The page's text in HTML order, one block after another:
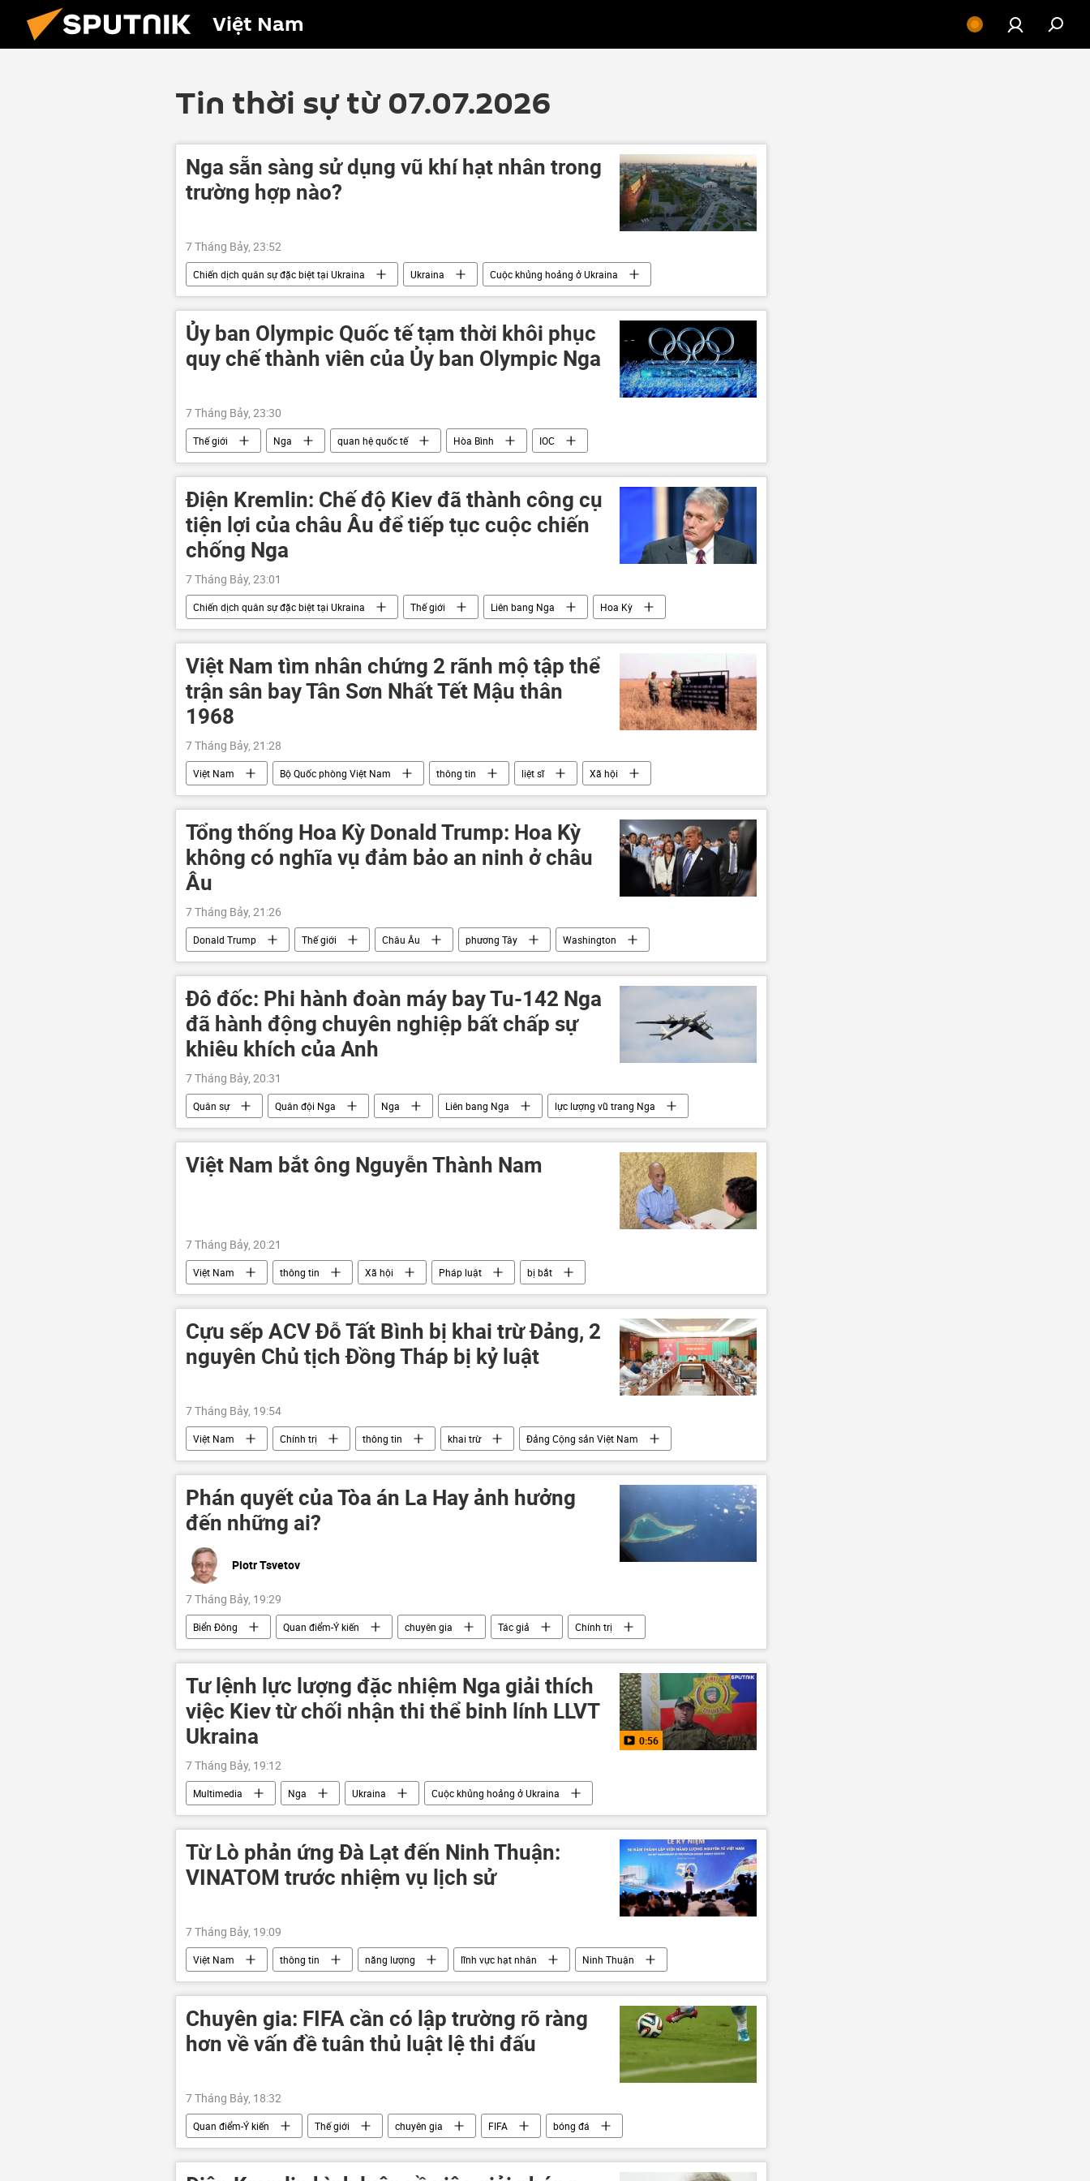
Việt Nam
Tin thời sự từ 07.07.2026
Nga sẵn sàng sử dụng vũ khí hạt nhân trong
trường hợp nào?
7 Tháng Bảy, 23:52
Chiến dịch quân sự đặc biệt tại Ukraina Ukraina
Cuộc khủng hoảng ở Ukraina
Nga
Dmitry Peskov Điện Kremlin
lực lượng vũ trang Nga
Quân đội Nga
Vladimir Zelensky Thế giới
Ủy ban Olympic Quốc tế tạm thời khôi phục
quy chế thành viên của Ủy ban Olympic Nga
7 Tháng Bảy, 23:30
Thế giới Nga quan hệ quốc tế Hòa Bình
IOC
Ủy ban Olympic Quốc tế
Thế vận hội Olympic
Điện Kremlin: Chế độ Kiev đã thành công cụ
tiện lợi của châu Âu để tiếp tục cuộc chiến
chống Nga
7 Tháng Bảy, 23:01
Chiến dịch quân sự đặc biệt tại Ukraina Thế giới Liên bang Nga
Hoa Kỳ
quan hệ quốc tế
quan hệ song phương Chính trị
phương tiện truyền thông
Ukraina
Cuộc khủng hoảng ở Ukraina
Việt Nam tìm nhân chứng 2 rãnh mộ tập thể
trận sân bay Tân Sơn Nhất Tết Mậu thân
1968
7 Tháng Bảy, 21:28
Việt Nam Bộ Quốc phòng Việt Nam thông tin liệt sĩ
Xã hội
Tân Sơn Nhất
Tổng thống Hoa Kỳ Donald Trump: Hoa Kỳ
không có nghĩa vụ đảm bảo an ninh ở châu
Âu
7 Tháng Bảy, 21:26
Donald Trump Thế giới Châu Âu phương Tây
Washington
Hoa Kỳ
Đô đốc: Phi hành đoàn máy bay Tu-142 Nga
đã hành động chuyên nghiệp bất chấp sự
khiêu khích của Anh
7 Tháng Bảy, 20:31
Quân sự Quân đội Nga Nga Liên bang Nga
lực lượng vũ trang Nga
Hải quân Nga
Thế giới
Việt Nam bắt ông Nguyễn Thành Nam
7 Tháng Bảy, 20:21
Việt Nam thông tin Xã hội Pháp luật bị bắt
Cựu sếp ACV Đỗ Tất Bình bị khai trừ Đảng, 2
nguyên Chủ tịch Đồng Tháp bị kỷ luật
7 Tháng Bảy, 19:54
Việt Nam Chính trị thông tin khai trừ
Đảng Cộng sản Việt Nam
Cảng hàng không Việt Nam (ACV)
kỷ luật kỷ luật Đảng
Phán quyết của Tòa án La Hay ảnh hưởng
đến những ai?
Piotr Tsvetov
7 Tháng Bảy, 19:29
Biển Đông Quan điểm-Ý kiến chuyên gia Tác giả
Chính trị
Thế giới
Châu Á Philippines Trung Quốc
Tư lệnh lực lượng đặc nhiệm Nga giải thích
việc Kiev từ chối nhận thi thể binh lính LLVT
Ukraina
0:56
7 Tháng Bảy, 19:12
Multimedia Nga Ukraina
Cuộc khủng hoảng ở Ukraina
xung đột quân sự
Kiev Video Thế giới
lực lượng vũ trang
Quân đội Ukraina
thiệt mạng
Từ Lò phản ứng Đà Lạt đến Ninh Thuận:
VINATOM trước nhiệm vụ lịch sử
7 Tháng Bảy, 19:09
Việt Nam thông tin năng lượng lĩnh vực hạt nhân Ninh Thuận
Chuyên gia: FIFA cần có lập trường rõ ràng
hơn về vấn đề tuân thủ luật lệ thi đấu
7 Tháng Bảy, 18:32
Quan điểm-Ý kiến Thế giới chuyên gia FIFA
bóng đá
Thể thao
Chính trị